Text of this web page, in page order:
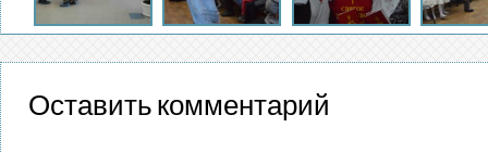
Оставить комментарий